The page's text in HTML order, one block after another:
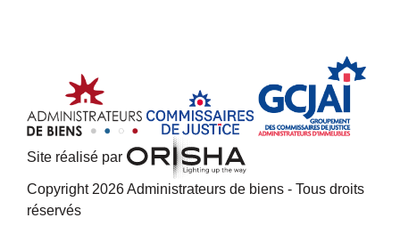
Site réalisé par
Copyright 2026 Administrateurs de biens - Tous droits
réservés